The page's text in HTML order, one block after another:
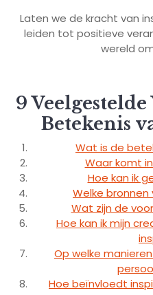
Laten we de kracht van
leiden tot positieve
wereld
9
Betekenis
Wat is de
Waar komt
Hoe kan ik
Welke bronnen
Wat zijn de
Hoe kan ik mijn
Op welke
Hoe beïnvloedt